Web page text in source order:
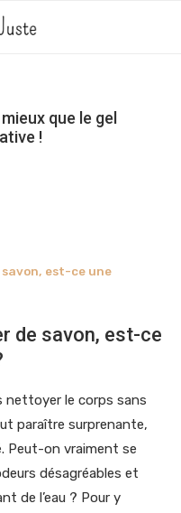
que le gel
!
est-ce une
de savon, est-ce
nettoyer le corps sans
paraître surprenante,
Peut-on vraiment se
désagréables et
de l’eau ? Pour y